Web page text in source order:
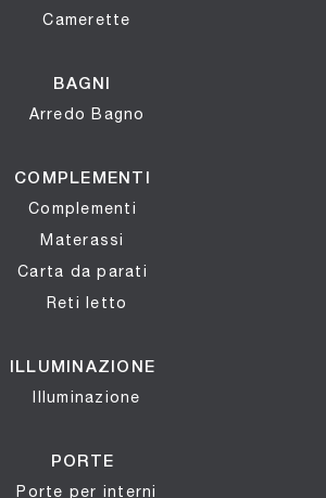
Camerette
BAGNI
Arredo Bagno
COMPLEMENTI
Complementi
Materassi
Carta da parati
Reti letto
ILLUMINAZIONE
Illuminazione
PORTE
Porte per interni